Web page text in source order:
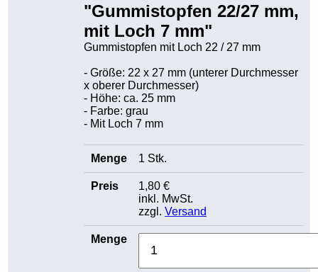
"Gummistopfen 22/27 mm,
mit Loch 7 mm"
Gummistopfen mit Loch 22 / 27 mm
- Größe: 22 x 27 mm (unterer Durchmesser
x oberer Durchmesser)
- Höhe: ca. 25 mm
- Farbe: grau
- Mit Loch 7 mm
1 Stk.
1,80 €
inkl. MwSt.
zzgl. Versand